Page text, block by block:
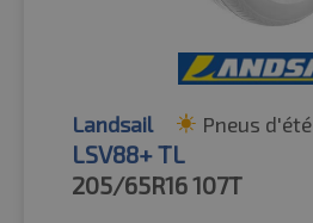
Landsail Pneus d'été
LSV88+ TL
205/65R16107T